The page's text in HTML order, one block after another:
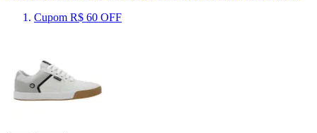
Cupom R$ 60 OFF